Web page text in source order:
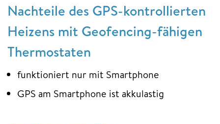
Nachteile des GPS-kontrollierten
Heizens mit Geofencing-fähigen
Thermostaten
funktioniert nur mit Smartphone
GPS am Smartphone ist akkulastig